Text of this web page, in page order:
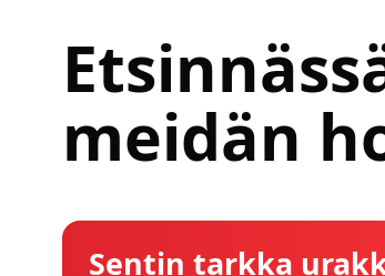
meidän
Sentin tarkka